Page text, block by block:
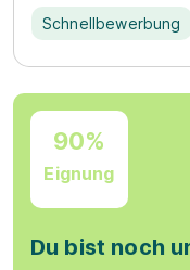
Schnellbewerbung
90%
Eignung
Du bist noch